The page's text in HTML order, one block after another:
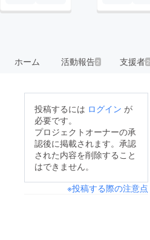
ホーム 活動報告2 支援者 2
投稿するには ログイン が
必要です。
プロジェクトオーナーの承
認後に掲載されます。承認
された内容を削除すること
はできません。
※投稿する際の注意点